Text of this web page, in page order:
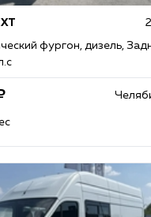
фургон, дизель,